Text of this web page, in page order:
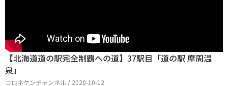
【北海道道の駅完全制覇への道】37駅目「道の駅 摩周温
泉」
コロネケンチャンネル / 2020-10-12